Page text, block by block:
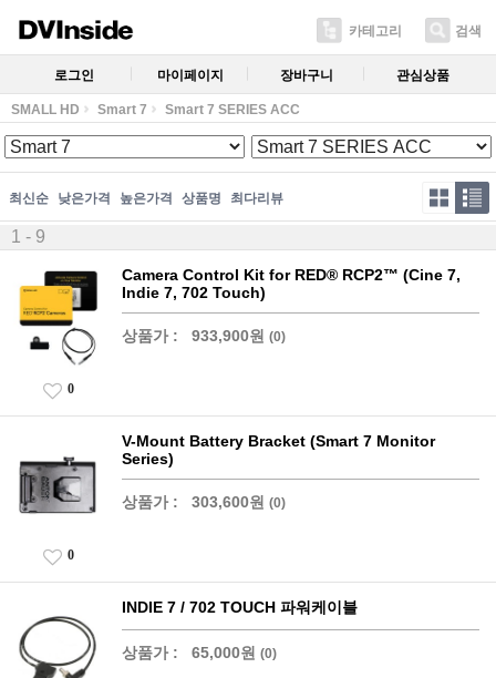
카테고리 검색
로그인 마이페이지 장바구니 관심상품
SMALL HD Smart 7 Smart 7 SERIES ACC
최신순 낮은가격 높은가격 상품명 최다리뷰
1 - 9
Camera Control Kit for RED® RCP2™ (Cine 7,
Indie 7, 702 Touch)
상품가 : 933,900원 (0)
0
V-Mount Battery Bracket (Smart 7 Monitor
Series)
상품가 : 303,600원 (0)
0
INDIE 7 / 702 TOUCH 파워케이블
상품가 : 65,000원 (0)